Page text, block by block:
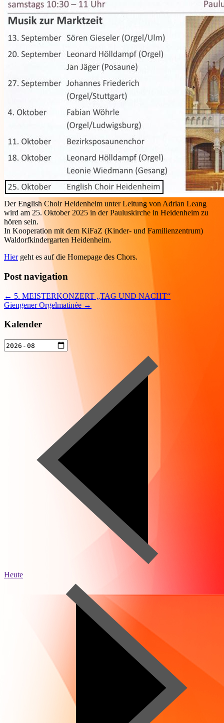
Der English Choir Heidenheim unter Leitung von Adrian Leang
wird am 25. Oktober 2025 in der Pauluskirche in Heidenheim zu
hören sein.
In Kooperation mit dem KiFaZ (Kinder- und Familienzentrum)
Waldorfkindergarten Heidenheim.
Hiergeht es auf die Homepage des Chors.
Post navigation
← 5. MEISTERKONZERT „TAG UND NACHT“
Giengener Orgelmatinée →
Kalender
Heute